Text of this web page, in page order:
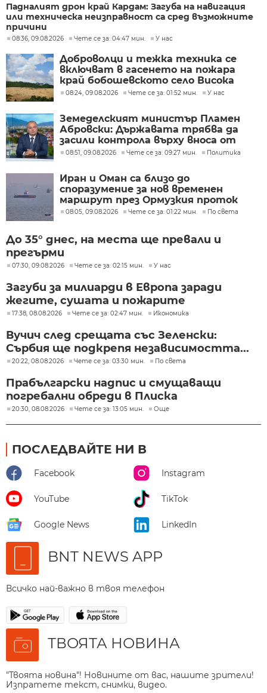
Падналият дрон край Кардам: Загуба на навигация
или техническа неизправност са сред възможните
причини
08:36, 09.08.2026 Чете се за: 04:47 мин. У нас
Доброволци и тежка техника се
включват в гасенето на пожара
край бобошевското село Висока
могила
08:24, 09.08.2026 Чете се за: 01:52 мин. У нас
Земеделският министър Пламен
Абровски: Държавата трябва да
засили контрола върху вноса от
трети страни
08:51, 09.08.2026 Чете се за: 09:27 мин. Политика
Иран и Оман са близо до
споразумение за нов временен
маршрут през Ормузкия проток
08:05, 09.08.2026 Чете се за: 01:22 мин. По света
До 35° днес, на места ще превали и
прегърми
07:30, 09.08.2026 Чете се за: 02:15 мин. У нас
Загуби за милиарди в Европа заради
жегите, сушата и пожарите
17:38, 08.08.2026 Чете се за: 02:47 мин. Икономика
Вучич след срещата със Зеленски:
Сърбия ще подкрепя независимостта...
20:22, 08.08.2026 Чете се за: 03:30 мин. По света
Прабългарски надпис и смущаващи
погребални обреди в Плиска
20:30, 08.08.2026 Чете се за: 13:05 мин. Още
ПОСЛЕДВАЙТЕ НИ В
Facebook Instagram
YouTube TikTok
Google News LinkedIn
BNT NEWS APP
Всичко най-важно в твоя телефон
ТВОЯТА НОВИНА
"Твоята новина"! Новините от вас, нашите зрители!
Изпратете текст, снимки, видео.